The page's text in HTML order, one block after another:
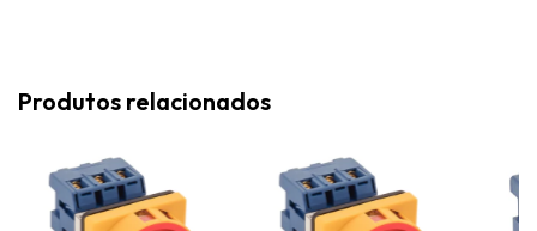
Produtos relacionados